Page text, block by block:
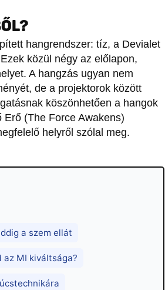
hangrendszer: tíz, a Devialet
közül négy az előlapon,
A hangzás ugyan nem
de a projektorok között
köszönhetően a hangok
(The Force Awakens)
helyről szólal meg.
a szem ellát
az MI kiváltsága?